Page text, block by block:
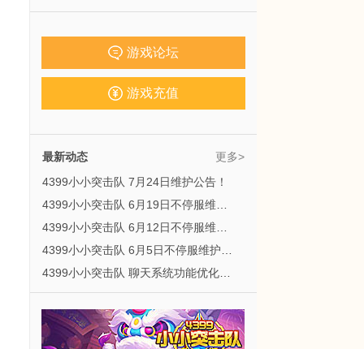
游戏论坛
游戏充值
最新动态
更多>
4399小小突击队 7月24日维护公告！